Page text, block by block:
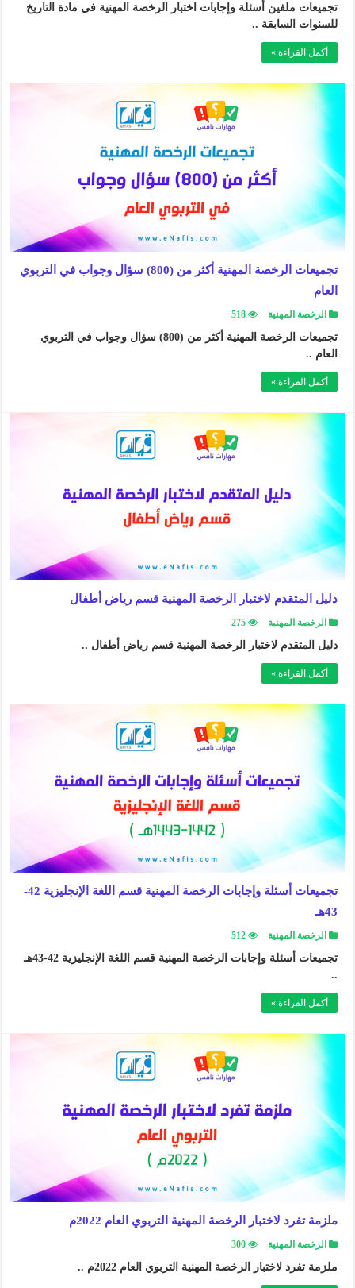
تجميعات ملفين أسئلة وإجابات اختبار الرخصة المهنية في مادة التاريخ
للسنوات السابقة ..
أكمل القراءة »
تجميعات الرخصة المهنية أكثر من (800) سؤال وجواب في التربوي
العام
الرخصة المهنية 518
تجميعات الرخصة المهنية أكثر من (800) سؤال وجواب في التربوي
العام ..
أكمل القراءة »
دليل المتقدم لاختبار الرخصة المهنية قسم رياض أطفال
الرخصة المهنية 275
دليل المتقدم لاختبار الرخصة المهنية قسم رياض أطفال ..
أكمل القراءة »
تجميعات أسئلة وإجابات الرخصة المهنية قسم اللغة الإنجليزية 42-
43هـ
الرخصة المهنية 512
تجميعات أسئلة وإجابات الرخصة المهنية قسم اللغة الإنجليزية 42-43هـ
..
أكمل القراءة »
ملزمة تفرد لاختبار الرخصة المهنية التربوي العام 2022م
الرخصة المهنية 300
ملزمة تفرد لاختبار الرخصة المهنية التربوي العام 2022م ..